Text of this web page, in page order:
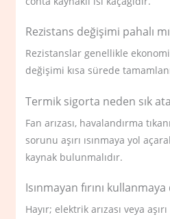
Rezistans değişimi pahalı
Rezistanslar genellikle
değişimi kısa sürede
Termik sigorta neden sık
Fan arızası, havalandırma
sorunu aşırı ısınmaya yol
kaynak bulunmalıdır.
Isınmayan fırını
Hayır; elektrik arızası veya